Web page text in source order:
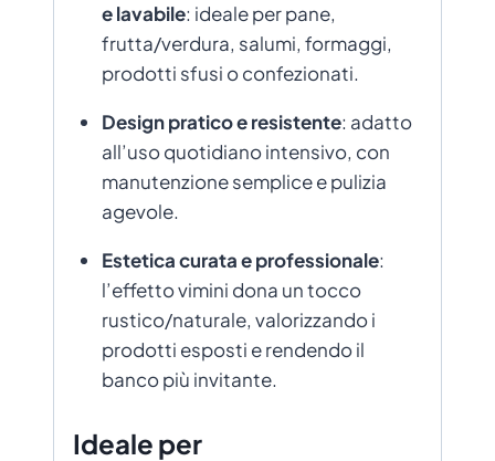
e lavabile: ideale per pane,
frutta/verdura, salumi, formaggi,
prodotti sfusi o confezionati.
Design pratico e resistente: adatto
all’uso quotidiano intensivo, con
manutenzione semplice e pulizia
agevole.
Estetica curata e professionale:
l’effetto vimini dona un tocco
rustico/naturale, valorizzando i
prodotti esposti e rendendo il
banco più invitante.
Ideale per